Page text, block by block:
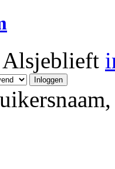
Alsjeblieft